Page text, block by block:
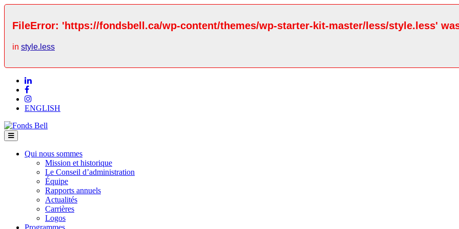
FileError: 'https://fondsbell.ca/wp-content/themes/wp-starter-kit-master/less/style.less'
in style.less
ENGLISH
Qui nous sommes
Mission et historique
Le Conseil d’administration
Équipe
Rapports annuels
Actualités
Carrières
Logos
Programmes